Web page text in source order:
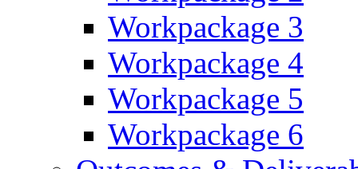
Workpackage 3
Workpackage 4
Workpackage 5
Workpackage 6